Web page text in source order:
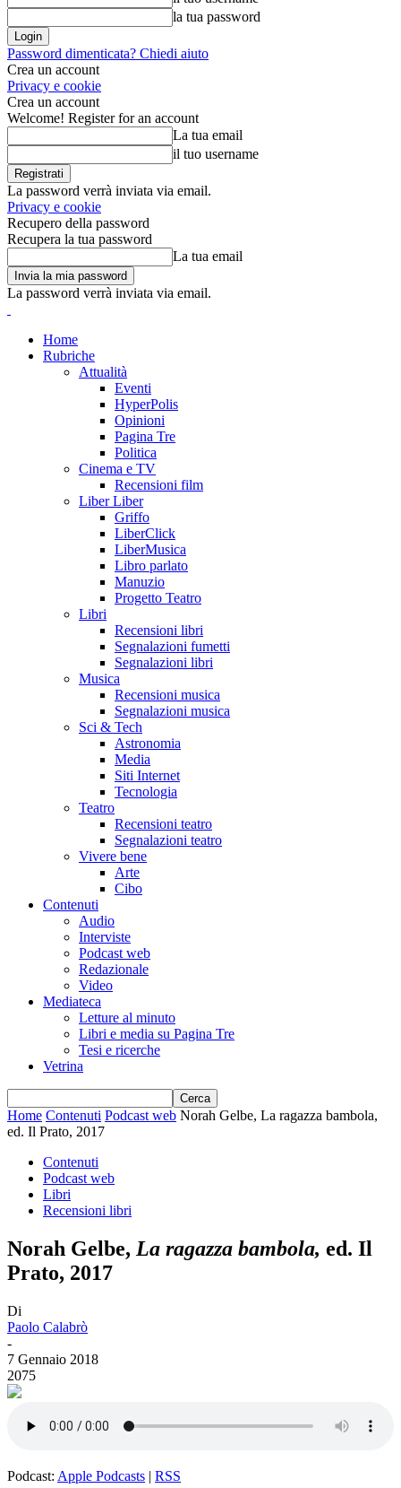
la tua password
Password dimenticata? Chiedi aiuto
Crea un account
Privacy e cookie
Crea un account
Welcome! Register for an account
La tua email
il tuo username
La password verrà inviata via email.
Privacy e cookie
Recupero della password
Recupera la tua password
La tua email
La password verrà inviata via email.
Home
Rubriche
Attualità
Eventi
HyperPolis
Opinioni
Pagina Tre
Politica
Cinema e TV
Recensioni film
Liber Liber
Griffo
LiberClick
LiberMusica
Libro parlato
Manuzio
Progetto Teatro
Libri
Recensioni libri
Segnalazioni fumetti
Segnalazioni libri
Musica
Recensioni musica
Segnalazioni musica
Sci & Tech
Astronomia
Media
Siti Internet
Tecnologia
Teatro
Recensioni teatro
Segnalazioni teatro
Vivere bene
Arte
Cibo
Contenuti
Audio
Interviste
Podcast web
Redazionale
Video
Mediateca
Letture al minuto
Libri e media su Pagina Tre
Tesi e ricerche
Vetrina
Home Contenuti Podcast web Norah Gelbe, La ragazza bambola,
ed. Il Prato, 2017
Contenuti
Podcast web
Libri
Recensioni libri
Norah Gelbe, La ragazza bambola, ed. Il
Prato, 2017
Di
Paolo Calabrò
-
7 Gennaio 2018
2075
Podcast: Apple Podcasts | RSS